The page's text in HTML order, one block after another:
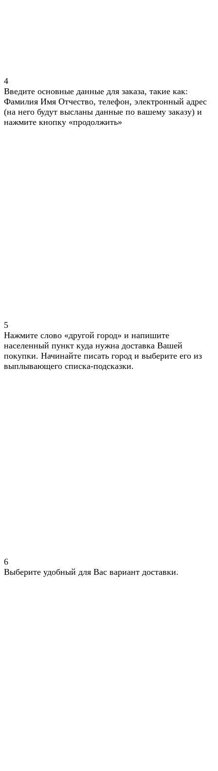
4
Введите основные данные для заказа, такие как:
Фамилия Имя Отчество, телефон, электронный адрес
(на него будут высланы данные по вашему заказу) и
нажмите кнопку «продолжить»
5
Нажмите слово «другой город» и напишите
населенный пункт куда нужна доставка Вашей
покупки. Начинайте писать город и выберите его из
выплывающего списка-подсказки.
6
Выберите удобный для Вас вариант доставки.